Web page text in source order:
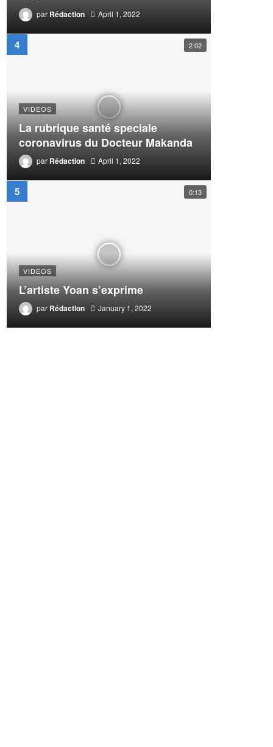
par Rédaction April 1, 2022
2:02
VIDEOS
La rubrique santé speciale
coronavirus du Docteur Makanda
par Rédaction April 1, 2022
0:13
VIDEOS
L’artiste Yoan s’exprime
par Rédaction January 1, 2022